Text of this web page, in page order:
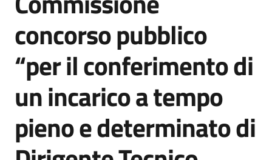
concorso pubblico
“per il conferimento di
un incarico a tempo
pieno e determinato di